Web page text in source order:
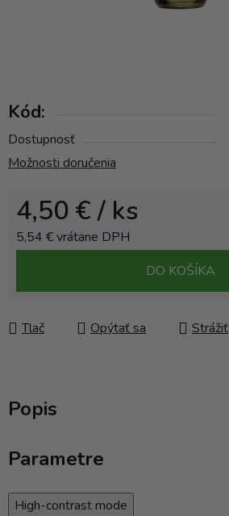
Kód:
Dostupnosť
Možnosti doručenia
4,50 €/ ks
5,54 € vrátane DPH
DO KOŠÍKA
Tlač Opýtať sa Strážiť
Popis
Parametre
High-contrast mode